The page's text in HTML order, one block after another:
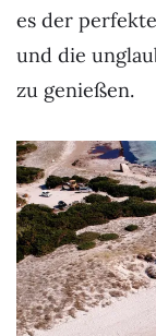
es der
und die
zu genießen.